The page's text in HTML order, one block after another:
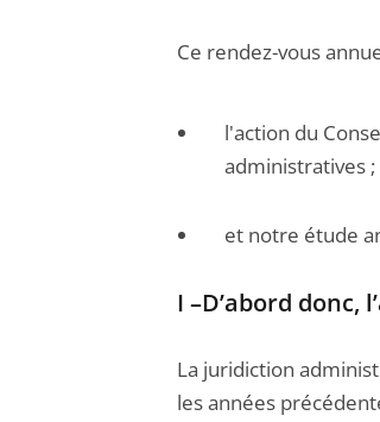
Ce rendez-vous
l'action du
administratives ;
et notre étude
I –D’abord
La juridiction
les années